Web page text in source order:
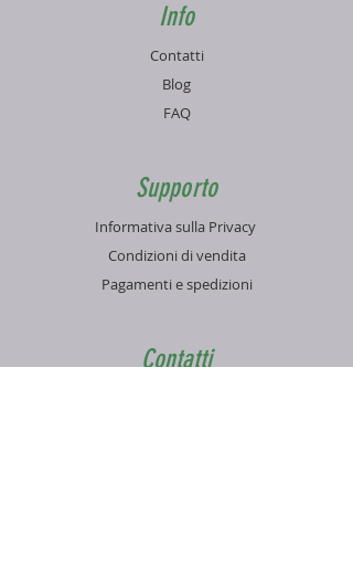
Info
Contatti
Blog
FAQ
Supporto
Informativa sulla Privacy
Condizioni di vendita
Pagamenti e spedizioni
Contatti